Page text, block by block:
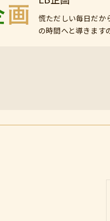
慌ただしい毎日だか
の時間へと導きます